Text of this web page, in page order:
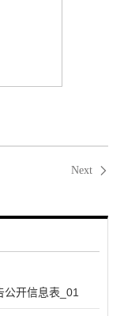
Next
公开信息表_01